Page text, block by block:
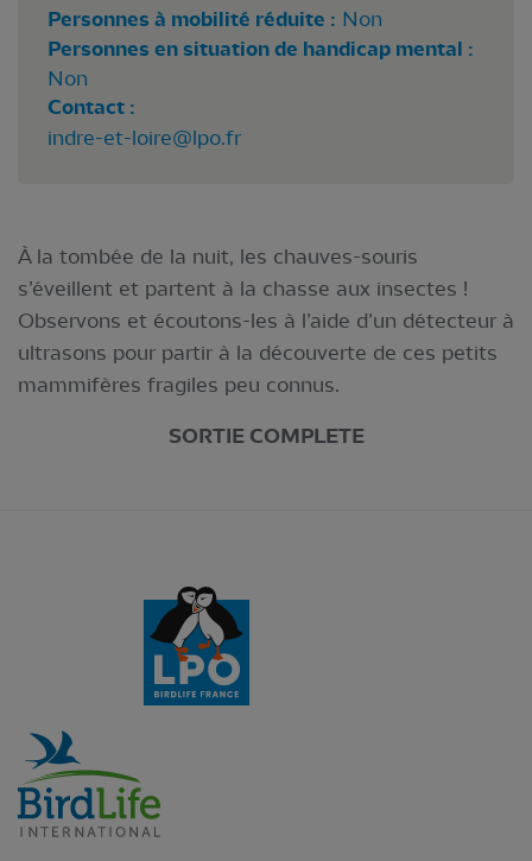
Personnes à mobilité réduite : Non
Personnes en situation de handicap mental :
Non
Contact :
indre-et-loire@lpo.fr
À la tombée de la nuit, les chauves-souris
s’éveillent et partent à la chasse aux insectes !
Observons et écoutons-les à l’aide d’un détecteur à
ultrasons pour partir à la découverte de ces petits
mammifères fragiles peu connus.
SORTIE COMPLETE